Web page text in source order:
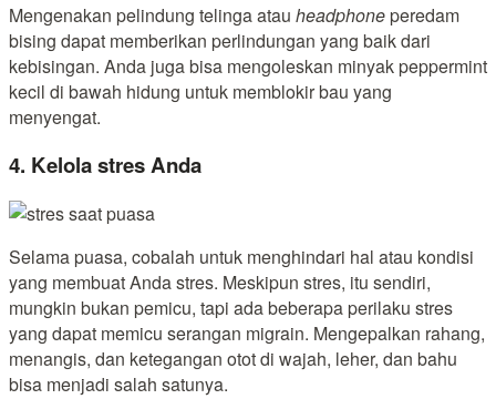
Mengenakan pelindung telinga atau headphoneperedam
bising dapat memberikan perlindungan yang baik dari
kebisingan. Anda juga bisa mengoleskan minyak peppermint
kecil di bawah hidung untuk memblokir bau yang
menyengat.
4. Kelola stres Anda
Selama puasa, cobalah untuk menghindari hal atau kondisi
yang membuat Anda stres. Meskipun stres, itu sendiri,
mungkin bukan pemicu, tapi ada beberapa perilaku stres
yang dapat memicu serangan migrain. Mengepalkan rahang,
menangis, dan ketegangan otot di wajah, leher, dan bahu
bisa menjadi salah satunya.